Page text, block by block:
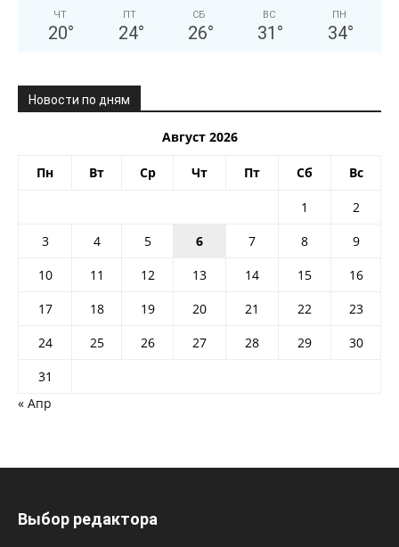
ЧТ
20°
ПТ
24°
СБ
26°
ВС
31 °
ПН
34°
Новости по дням
Август 2026
Пн Вт Ср Чт Пт Сб Вс
1
2
3
4 5 6 7 8
9
10
11 12 13 14 15
16
17
18 19 20 21 22
23
24
25 26 27 28 29
30
31
« Апр
Выбор редактора